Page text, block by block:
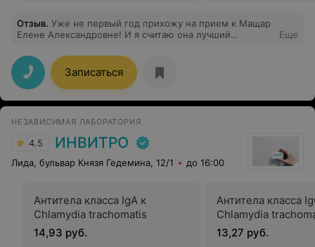
Отзыв. Уже не первый год прихожу на прием к Мащар
Елене Александровне! И я считаю она лучший
опытом работы, все всегда подробно объяснит,
расскажет. Спасибо за вашу работу!
Еще
Записаться
НЕЗАВИСИМАЯ ЛАБОРАТОРИЯ
4.5 ИНВИТРО
Лида, бульвар Князя Гедемина, 12/1 до 16:00
Антитела класса IgA к
Chlamydia trachomatis
14,93 руб.
Антитела класса
Chlamydia
13,27 руб.